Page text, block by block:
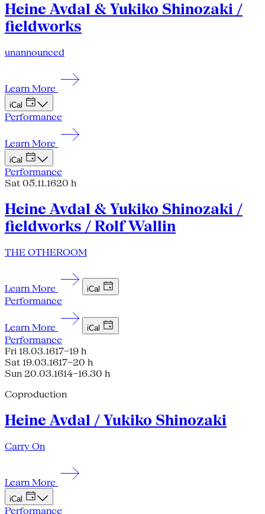
Heine Avdal & Yukiko Shinozaki /
fieldworks
unannounced
Learn More
iCal
Performance
Learn More
iCal
Performance
Sat 05.11.1620 h
Heine Avdal & Yukiko Shinozaki /
fieldworks / Rolf Wallin
THE OTHEROOM
Learn More iCal
Performance
Learn More iCal
Performance
Fri 18.03.1617–19 h
Sat 19.03.1617–20 h
Sun 20.03.1614–16.30 h
Coproduction
Heine Avdal / Yukiko Shinozaki
Carry On
Learn More
iCal
Performance